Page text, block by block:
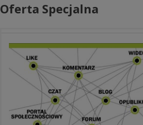
Oferta Specjalna